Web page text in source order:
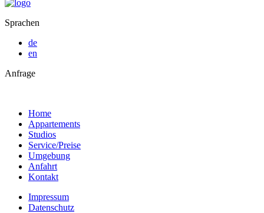
Sprachen
de
en
Anfrage
Home
Appartements
Studios
Service/Preise
Umgebung
Anfahrt
Kontakt
Impressum
Datenschutz